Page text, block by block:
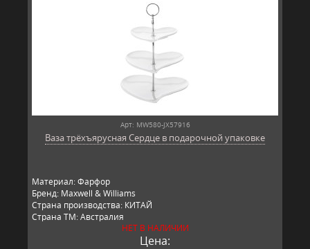
Арт: MW580-JX57916
Ваза трёхъярусная Сердце в подарочной упаковке
Материал: Фарфор
Бренд: Maxwell & Williams
Страна производства: КИТАЙ
Страна ТМ: Австралия
НЕТ В НАЛИЧИИ
Цена: